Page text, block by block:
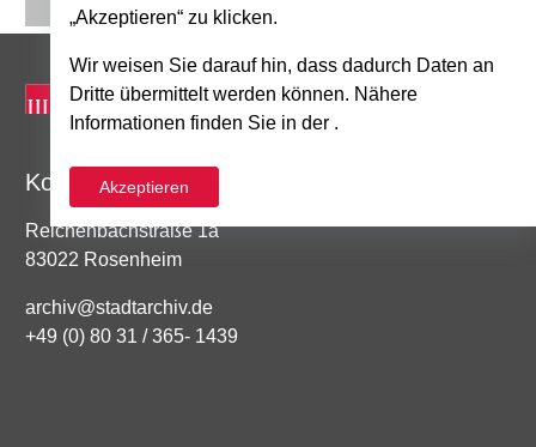
„Akzeptieren“ zu klicken.
Wir weisen Sie darauf hin, dass dadurch Daten an
Dritte übermittelt werden können. Nähere
Informationen finden Sie in der .
Akzeptieren
Kontakt
Reichenbachstraße 1a
83022 Rosenheim
archiv@stadtarchiv.de
+49 (0) 80 31 / 365- 1439